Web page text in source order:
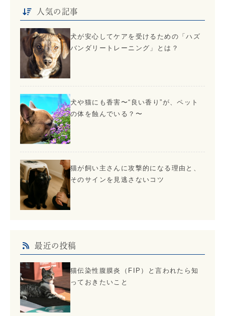
人気の記事
犬が安心してケアを受けるための「ハズ
バンダリートレーニング」とは？
犬や猫にも香害〜“良い香り”が、ペット
の体を蝕んでいる？〜
猫が飼い主さんに攻撃的になる理由と、
そのサインを見逃さないコツ
最近の投稿
猫伝染性腹膜炎（FIP）と言われたら知
っておきたいこと